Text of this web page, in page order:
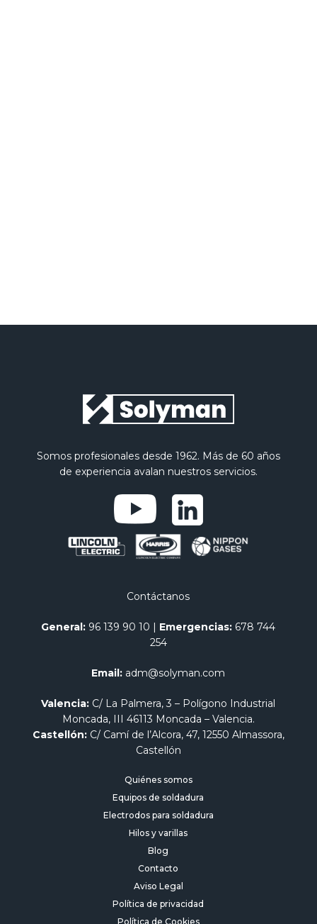
Somos profesionales desde 1962. Más de 60 años
de experiencia avalan nuestros servicios.
Quiénes somos
Equipos de soldadura
Electrodos para soldadura
Hilos y varillas
Blog
Contacto
Aviso Legal
Política de privacidad
Política de Cookies
Contáctanos
General: 96 139 90 10 | Emergencias: 678 744
254
Email: adm@solyman.com
Valencia: C/ La Palmera, 3 – Polígono Industrial
Moncada, III 46113 Moncada – Valencia.
Castellón:C/ Camí de l’Alcora, 47, 12550 Almassora,
Castellón